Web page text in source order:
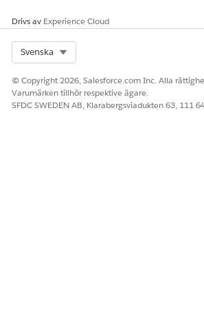
Drivs av Experience Cloud
Svenska
© Copyright 2026, Salesforce.com Inc. Alla
Varumärken tillhör respektive ägare.
SFDC SWEDEN AB, Klarabergsviadukten 63, 111